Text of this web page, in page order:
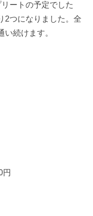
ートの予定でした
2つになりました。全
続けます。
円